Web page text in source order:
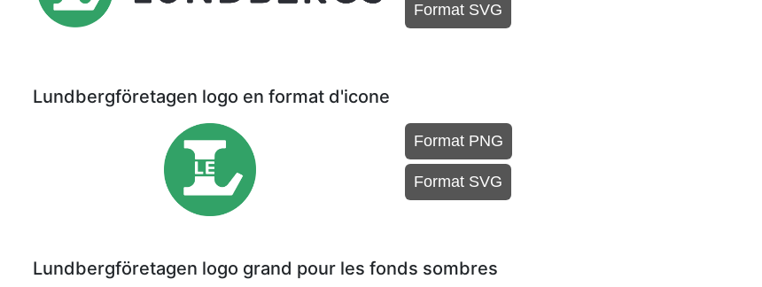
Format SVG
Lundbergföretagen logo en format d'icone
Format PNG
Format SVG
Lundbergföretagen logo grand pour les fonds sombres